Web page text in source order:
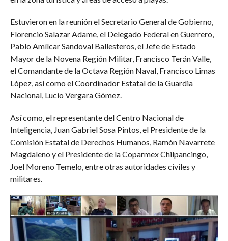
Estuvieron en la reunión el Secretario General de Gobierno,
Florencio Salazar Adame, el Delegado Federal en Guerrero,
Pablo Amílcar Sandoval Ballesteros, el Jefe de Estado
Mayor de la Novena Región Militar, Francisco Terán Valle,
el Comandante de la Octava Región Naval, Francisco Limas
López, así como el Coordinador Estatal de la Guardia
Nacional, Lucio Vergara Gómez.
Así como, el representante del Centro Nacional de
Inteligencia, Juan Gabriel Sosa Pintos, el Presidente de la
Comisión Estatal de Derechos Humanos, Ramón Navarrete
Magdaleno y el Presidente de la Coparmex Chilpancingo,
Joel Moreno Temelo, entre otras autoridades civiles y
militares.